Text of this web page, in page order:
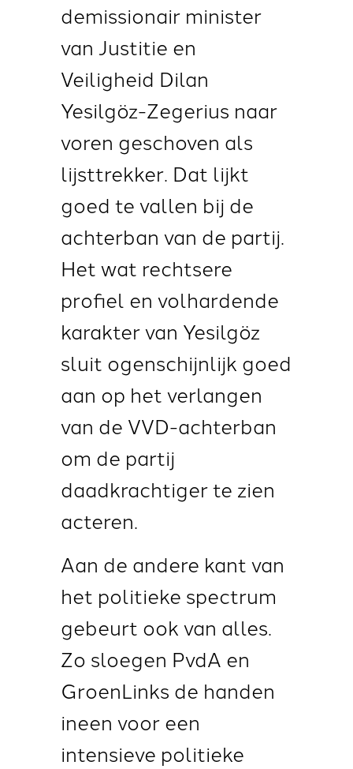
demissionair minister
van Justitie en
Veiligheid Dilan
Yesilgöz-Zegerius naar
voren geschoven als
lijsttrekker. Dat lijkt
goed te vallen bij de
achterban van de partij.
Het wat rechtsere
profiel en volhardende
karakter van Yesilgöz
sluit ogenschijnlijk goed
aan op het verlangen
van de VVD-achterban
om de partij
daadkrachtiger te zien
acteren.
Aan de andere kant van
het politieke spectrum
gebeurt ook van alles.
Zo sloegen PvdA en
GroenLinks de handen
ineen voor een
intensieve politieke